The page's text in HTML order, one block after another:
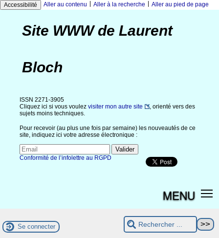
Accessibilité Aller au contenu Aller à la recherche Aller au pied de page
Site WWW de Laurent
Bloch
ISSN 2271-3905
Cliquez ici si vous voulez visiter mon autre site
, orienté vers des
sujets moins techniques.
Pour recevoir (au plus une fois par semaine) les nouveautés de ce
site, indiquez ici votre adresse électronique :
Conformité de l’infolettre au RGPD
MENU
Se connecter